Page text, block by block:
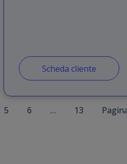
Scheda cliente
5 6 … 13